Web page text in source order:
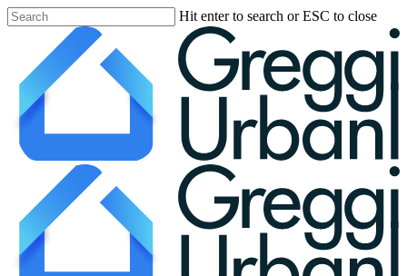
Skip
to
content
Hit enter to search or ESC to close